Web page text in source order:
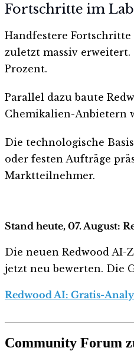
Fortschritte im
Handfestere
zuletzt massiv
Prozent.
Parallel dazu baute
Chemikalien-Anbietern
Die technologische
oder festen Aufträge
Marktteilnehmer.
Stand heute, 07. August:
Die neuen Redwood AI-
jetzt neu bewerten. Die
Redwood AI: Gratis-
Community Forum